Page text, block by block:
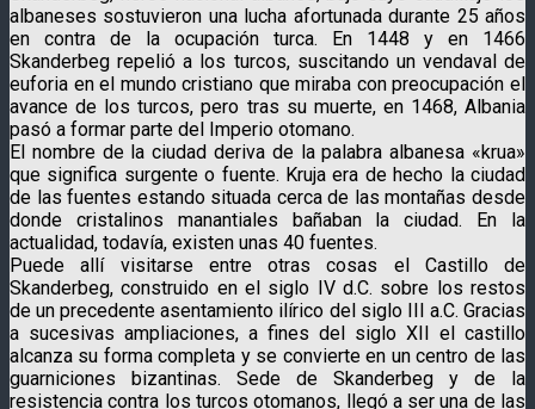
albaneses sostuvieron una lucha afortunada durante 25 años
en contra de la ocupación turca. En 1448 y en 1466
Skanderbeg repelió a los turcos, suscitando un vendaval de
euforia en el mundo cristiano que miraba con preocupación el
avance de los turcos, pero tras su muerte, en 1468, Albania
pasó a formar parte del Imperio otomano.
El nombre de la ciudad deriva de la palabra albanesa «krua»
que significa surgente o fuente. Kruja era de hecho la ciudad
de las fuentes estando situada cerca de las montañas desde
donde cristalinos manantiales bañaban la ciudad. En la
actualidad, todavía, existen unas 40 fuentes.
Puede allí visitarse entre otras cosas el Castillo de
Skanderbeg, construido en el siglo IV d.C. sobre los restos
de un precedente asentamiento ilírico del siglo III a.C. Gracias
a sucesivas ampliaciones, a fines del siglo XII el castillo
alcanza su forma completa y se convierte en un centro de las
guarniciones bizantinas. Sede de Skanderbeg y de la
resistencia contra los turcos otomanos, llegó a ser una de las